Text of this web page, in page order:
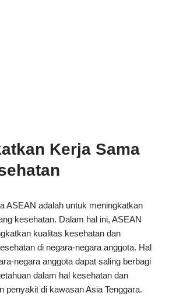
Kerja Sama
ASEAN adalah untuk meningkatkan
kesehatan. Dalam hal ini, ASEAN
kualitas kesehatan dan
di negara-negara anggota. Hal
negara anggota dapat saling berbagi
dalam hal kesehatan dan
penyakit di kawasan Asia Tenggara.